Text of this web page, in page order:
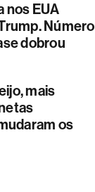
nos EUA
Número
dobrou
mais
os